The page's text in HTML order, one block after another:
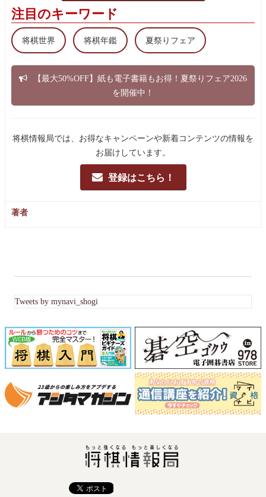
注目のキーワード
将棋世界 将棋年鑑 夏祭りフェア
【最大50%OFF】紙も電子書籍もお得！夏祭りフェア2026
を開催中！
将棋情報局では、お得なキャンペーンや新着コンテンツの情報を
お届けしています。
登録はこちら！
著者
Tweets by mynavi_shogi